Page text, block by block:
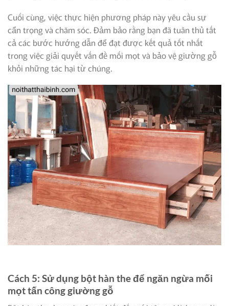
Cuối cùng, việc thực hiện phương pháp này yêu cầu sự
cẩn trọng và chăm sóc. Đảm bảo rằng bạn đã tuân thủ tất
cả các bước hướng dẫn để đạt được kết quả tốt nhất
trong việc giải quyết vấn đề mối mọt và bảo vệ giường gỗ
khỏi những tác hại từ chúng.
Cách 5: Sử dụng bột hàn the để ngăn ngừa mối
mọt tấn công giường gỗ